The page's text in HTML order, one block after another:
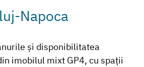
Napoca
și disponibilitatea
imobilul mixt GP4, cu spaţii